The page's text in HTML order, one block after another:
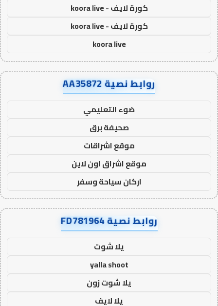
كورة لايف - koora live
كورة لايف - koora live
koora live
روابط نصية AA35872
ضوء التعليمي
صحيفة برق
موقع اشراقات
موقع اشراق اون لاين
اركان سياحة وسفر
روابط نصية FD781964
يلا شوت
yalla shoot
يلا شوت زون
يلا لايف